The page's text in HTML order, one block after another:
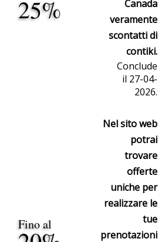
25%
Canada
veramente
scontatti di
contiki.
Conclude
il 27-04-
2026.
Fino al
Nel sito web
potrai
trovare
offerte
uniche per
realizzare le
tue
prenotazioni